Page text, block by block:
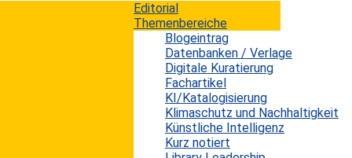
Editorial
Themenbereiche
Blogeintrag
Datenbanken / Verlage
Digitale Kuratierung
Fachartikel
KI/Katalogisierung
Klimaschutz und Nachhaltigkeit
Künstliche Intelligenz
Kurz notiert
Datum: 10. September 2020
Autor: Erwin König
Der Kampf um die Neuauflage des
Leistungsschutzrechts für Presseverleger im
Internet spitzt sich weiter zu. Die Lobby der
Verlegerverbände fordert, dass Google, Facebook